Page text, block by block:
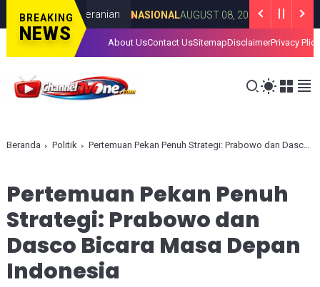
BREAKING
NEWS
dan Keberanian NASIONALAUGUST 08, 2026 Dari Ben Mboi
About UsContact UsSitemapDisclaimerPrivacy Plice
Beranda Politik Pertemuan Pekan Penuh Strategi: Prabowo dan Dasco Bicara Masa Depan Indonesia
Pertemuan Pekan Penuh
Strategi: Prabowo dan
Dasco Bicara Masa Depan
Indonesia